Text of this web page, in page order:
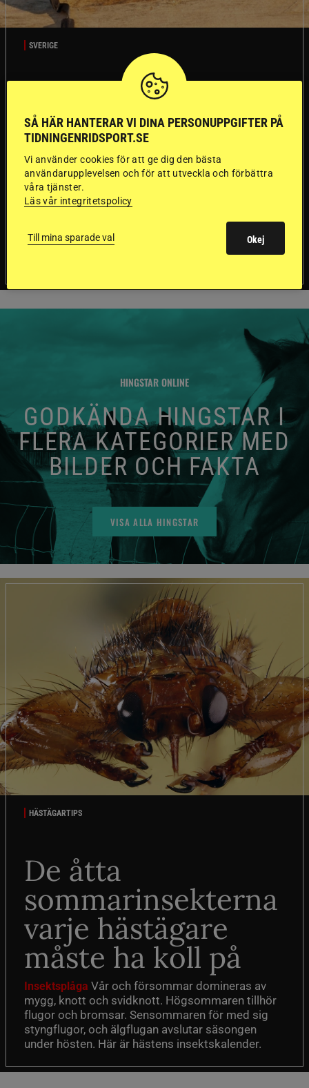
SVERIGE
ridhjälmarna blev
sämst i test
Stort test av ridhjälmar
Folksam har testat 15 ridhjälmar i olika
Det visar sig vara stor skillnad på säkerheten
mellan de olika hjälmarna – och dyrast är inte
HINGSTAR ONLINE
GODKÄNDA HINGSTAR I
FLERA KATEGORIER MED
BILDER OCH FAKTA
VISA ALLA HINGSTAR
HÄSTÄGARTIPS
De åtta
sommarinsekterna
varje hästägare
måste ha koll på
Insektsplåga Vår och försommar domineras av
mygg, knott och svidknott. Högsommaren tillhör
flugor och bromsar. Sensommaren för med sig
styngflugor, och älgflugan avslutar säsongen
under hösten. Här är hästens insektskalender.
SÅ HÄR HANTERAR VI DINA PERSONUPPGIFTER PÅ
TIDNINGENRIDSPORT.SE
Vi använder cookies för att ge dig den bästa
användarupplevelsen och för att utveckla och förbättra
våra tjänster.
Läs vår integritetspolicy
Till mina sparade val Okej